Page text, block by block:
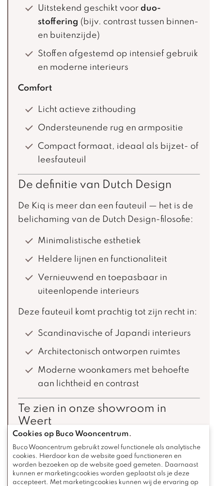
Uitstekend geschikt voor duo-
stoffering (bijv. contrast tussen binnen-
en buitenzijde)
Stoffen afgestemd op intensief gebruik
en moderne interieurs
Comfort
Licht actieve zithouding
Ondersteunende rug en armpositie
Compact formaat, ideaal als bijzet- of
leesfauteuil
De definitie van Dutch Design
De Kiq is meer dan een fauteuil — het is de
belichaming van de Dutch Design-filosofie:
Minimalistische esthetiek
Heldere lijnen en functionaliteit
Vernieuwend en toepasbaar in
uiteenlopende interieurs
Deze fauteuil komt prachtig tot zijn recht in:
Scandinavische of Japandi interieurs
Architectonisch ontworpen ruimtes
Moderne woonkamers met behoefte
aan lichtheid en contrast
Te zien in onze showroom in
Weert
De Kiq fauteuil is te bewonderen én te
ervaren in onze showroom. Hier helpen we
je bij het kiezen van:
Cookies op Buco Wooncentrum.
Buco Wooncentrum gebruikt zowel functionele als analytische
cookies. Hierdoor kan de website goed functioneren en
worden bezoeken op de website goed gemeten. Daarnaast
kunnen er marketingcookies worden geplaatst als je deze
accepteert. Met marketingcookies kunnen wij de ervaring op